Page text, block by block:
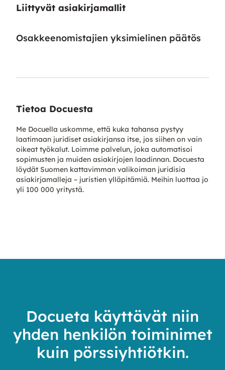
Liittyvät asiakirjamallit
Osakkeenomistajien yksimielinen päätös
Tietoa Docuesta
Me Docuella uskomme, että kuka tahansa pystyy
laatimaan juridiset asiakirjansa itse, jos siihen on vain
oikeat työkalut. Loimme palvelun, joka automatisoi
sopimusten ja muiden asiakirjojen laadinnan. Docuesta
löydät Suomen kattavimman valikoiman juridisia
asiakirjamalleja – juristien ylläpitämiä. Meihin luottaa jo
yli 100 000 yritystä.
Docueta käyttävät niin
yhden henkilön toiminimet
kuin pörssiyhtiötkin.